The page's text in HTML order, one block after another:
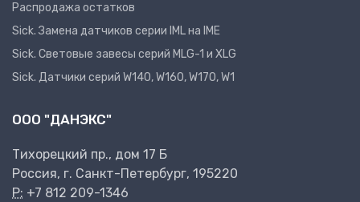
Распродажа остатков
Sick. Замена датчиков серии IML на IME
Sick. Световые завесы серий MLG-1 и XLG
Sick. Датчики серий W140, W160, W170, W1
ООО "ДАНЭКС"
Тихорецкий пр., дом 17 Б
Россия, г. Санкт-Петербург, 195220
P: +7 812 209-1346